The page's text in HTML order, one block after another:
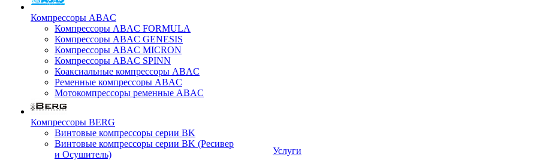
Компрессоры ABAC
Компрессоры ABAC FORMULA
Компрессоры ABAC GENESIS
Компрессоры ABAC MICRON
Компрессоры ABAC SPINN
Коаксиальные компрессоры ABAC
Ременные компрессоры ABAC
Мотокомпрессоры ременные ABAC
Компрессоры BERG
Винтовые компрессоры серии BK
Винтовые компрессоры серии BK (Ресивер
и Осушитель)
Услуги